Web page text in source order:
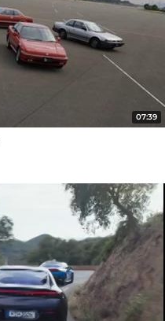
07:39